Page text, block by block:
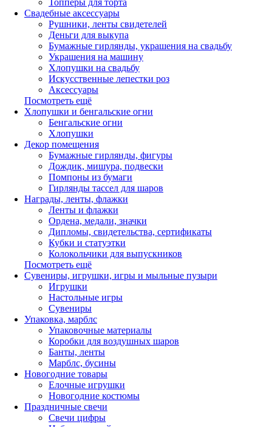
Свадебные аксессуары
Рушники, ленты свидетелей
Деньги для выкупа
Бумажные гирлянды, украшения на свадьбу
Украшения на машину
Хлопушки на свадьбу
Искусственные лепестки роз
Аксессуары
Посмотреть ещё
Хлопушки и бенгальские огни
Бенгальские огни
Хлопушки
Декор помещения
Бумажные гирлянды, фигуры
Дождик, мишура, подвески
Помпоны из бумаги
Гирлянды тассел для шаров
Награды, ленты, флажки
Ленты и флажки
Ордена, медали, значки
Дипломы, свидетельства, сертификаты
Кубки и статуэтки
Колокольчики для выпускников
Посмотреть ещё
Сувениры, игрушки, игры и мыльные пузыри
Игрушки
Настольные игры
Сувениры
Упаковка, марблс
Упаковочные материалы
Коробки для воздушных шаров
Банты, ленты
Марблс, бусины
Новогодние товары
Елочные игрушки
Новогодние костюмы
Праздничные свечи
Свечи цифры